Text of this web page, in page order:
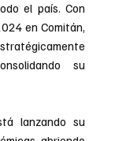
el país. Con
en Comitán,
su
lanzando su